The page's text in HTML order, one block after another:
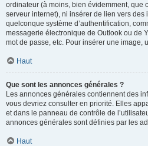
ordinateur (à moins, bien évidemment, que
serveur internet), ni insérer de lien vers
quelconque système d’authentification,
messagerie électronique de Outlook ou de
mot de passe, etc. Pour insérer une image,
Haut
Que sont les annonces générales ?
Les annonces générales contiennent des
vous devriez consulter en priorité. Elles
et dans le panneau de contrôle de
annonces générales sont définies par les
Haut